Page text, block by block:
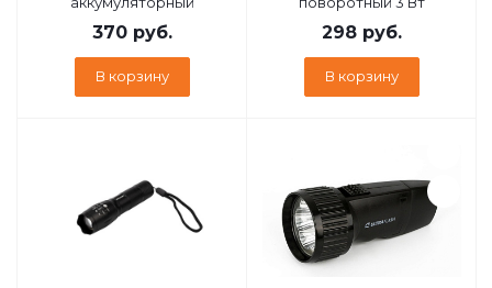
370 руб.
В корзину
298 руб.
В корзину